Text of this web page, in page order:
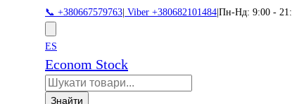
📞 +380667579763 Viber +380682101484 Пн-Нд: 9:00 -
ES
Econom Stock
Знайти